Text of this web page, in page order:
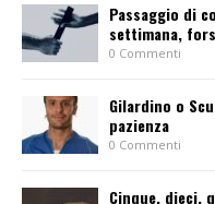
Passaggio di
settimana,
0 Commenti
Gilardino o
pazienza
0 Commenti
Cinque, dieci,